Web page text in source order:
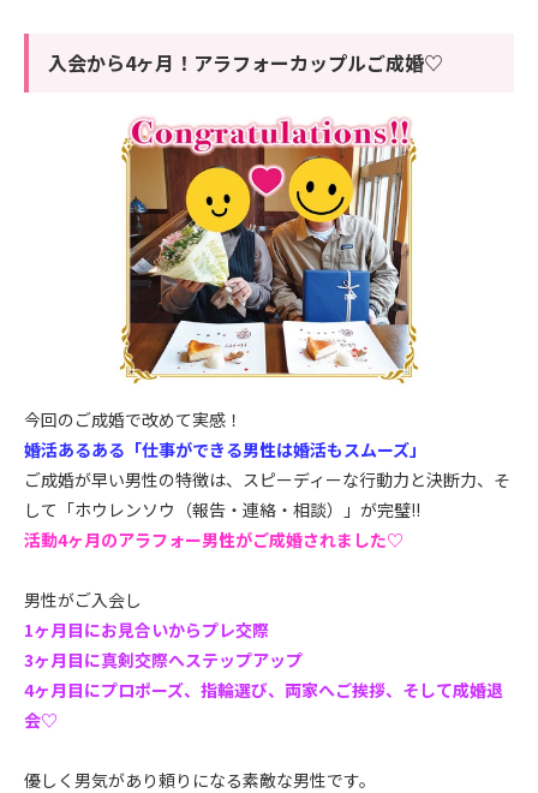
入会から4ヶ月！アラフォーカップルご成婚♡
今回のご成婚で改めて実感！
婚活あるある「仕事ができる男性は婚活もスムーズ」
ご成婚が早い男性の特徴は、スピーディーな行動力と決断力、そ
して「ホウレンソウ（報告・連絡・相談）」が完璧!!
活動4ヶ月のアラフォー男性がご成婚されました♡
男性がご入会し
1ヶ月目にお見合いからプレ交際
3ヶ月目に真剣交際へステップアップ
4ヶ月目にプロポーズ、指輪選び、両家へご挨拶、そして成婚退
会♡
優しく男気があり頼りになる素敵な男性です。